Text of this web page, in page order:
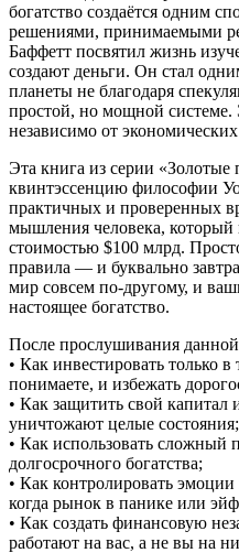
богатство создаётся одним
решениями, принимаемыми
Баффетт посвятил жизнь
создают деньги. Он стал
планеты не благодаря
простой, но мощной системе.
независимо от
Эта книга из серии «Золотые
квинтэссенцию философии
практичных и проверенных
мышления человека, который
стоимостью $100 млрд.
правила — и буквально
мир совсем по-другому, и
настоящее богатство.
После прослушивания
• Как инвестировать только
понимаете, и избежать
• Как защитить свой капитал
уничтожают целые состояния;
• Как использовать сложный
долгосрочного богатства;
• Как контролировать
когда рынок в панике или
• Как создать финансовую
работают на вас, а не вы на